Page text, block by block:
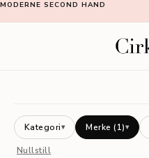
MODERNE SECOND HAND
Kategori▾ Merke (1)▾
Nullstill